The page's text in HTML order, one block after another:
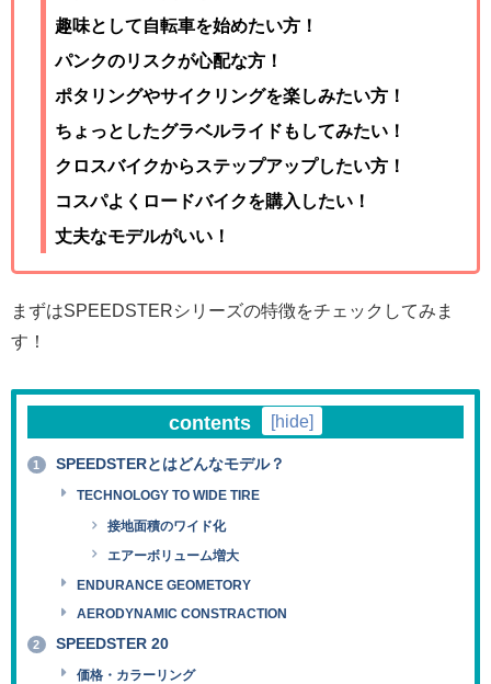
趣味として自転車を始めたい方！
パンクのリスクが心配な方！
ポタリングやサイクリングを楽しみたい方！
ちょっとしたグラベルライドもしてみたい！
クロスバイクからステップアップしたい方！
コスパよくロードバイクを購入したい！
丈夫なモデルがいい！
まずはSPEEDSTERシリーズの特徴をチェックしてみま
す！
contents [hide]
1 SPEEDSTERとはどんなモデル？
TECHNOLOGY TO WIDE TIRE
接地面積のワイド化
エアーボリューム増大
ENDURANCE GEOMETORY
AERODYNAMIC CONSTRACTION
2 SPEEDSTER 20
価格・カラーリング